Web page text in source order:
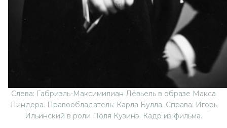
Слева: Габриэль-Максимилиан Лёвьель в образе Макса
Линдера. Правообладатель: Карла Булла. Справа: Игорь
Ильинский в роли Поля Кузинэ. Кадр из фильма.